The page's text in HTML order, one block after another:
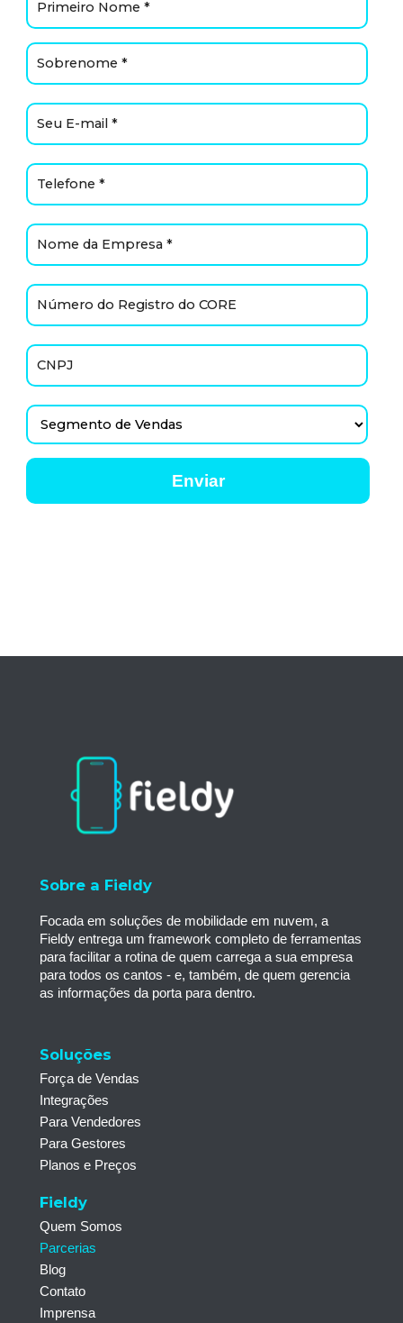
Enviar
Sobre a Fieldy
Focada em soluções de mobilidade em nuvem, a
Fieldy entrega um framework completo de ferramentas
para facilitar a rotina de quem carrega a sua empresa
para todos os cantos - e, também, de quem gerencia
as informações da porta para dentro.
Soluções
Força de Vendas
Integrações
Para Vendedores
Para Gestores
Planos e Preços
Fieldy
Quem Somos
Parcerias
Blog
Contato
Imprensa